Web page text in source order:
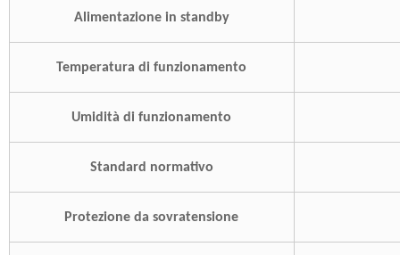
Alimentazione in standby
Temperatura di funzionamento
Umidità di funzionamento
Standard normativo
Protezione da sovratensione